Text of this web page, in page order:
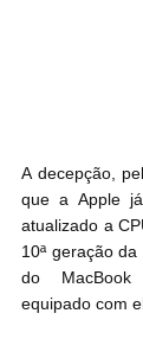
A decepção,
que a Apple
atualizado a
10ª geração
do  MacBook
equipado com